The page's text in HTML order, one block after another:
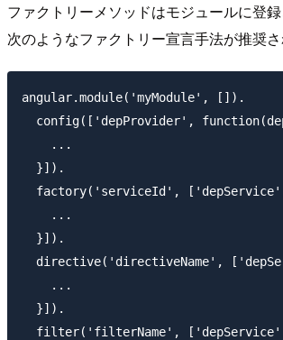
ファクトリーメソッドはモジュールに登録
次のようなファクトリー宣言手法が推奨さ
angular.module('myModule', []).
config(['depProvider',
    ...
  }]).
factory('serviceId',
    ...
  }]).
directive('directiveName',
    ...
  }]).
filter('filterName',